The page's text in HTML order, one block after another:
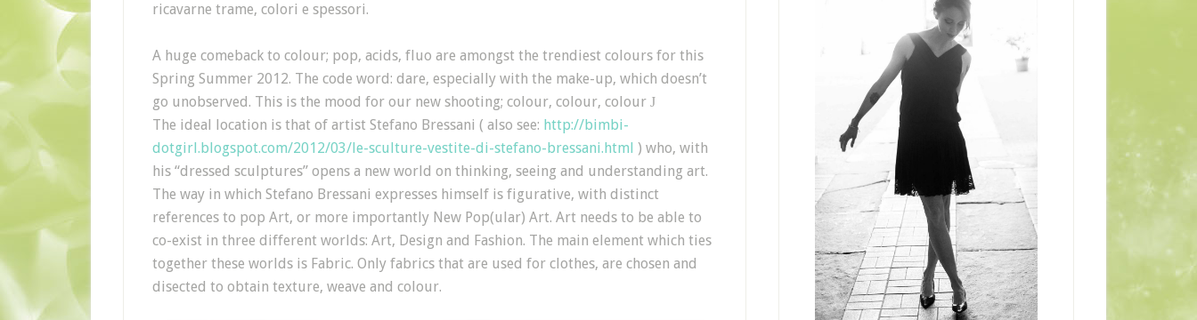
ricavarne trame, colori e spessori.
A huge comeback to colour; pop, acids, fluo are amongst the trendiest colours for this
Spring Summer 2012. The code word: dare, especially with the make-up, which doesn’t
go unobserved. This is the mood for our new shooting; colour, colour, colour J
The ideal location is that of artist Stefano Bressani ( also see: http://bimbi-
dotgirl.blogspot.com/2012/03/le-sculture-vestite-di-stefano-bressani.html ) who, with
his “dressed sculptures” opens a new world on thinking, seeing and understanding art.
The way in which Stefano Bressani expresses himself is figurative, with distinct
references to pop Art, or more importantly New Pop(ular) Art. Art needs to be able to
co-exist in three different worlds: Art, Design and Fashion. The main element which ties
together these worlds is Fabric. Only fabrics that are used for clothes, are chosen and
disected to obtain texture, weave and colour.